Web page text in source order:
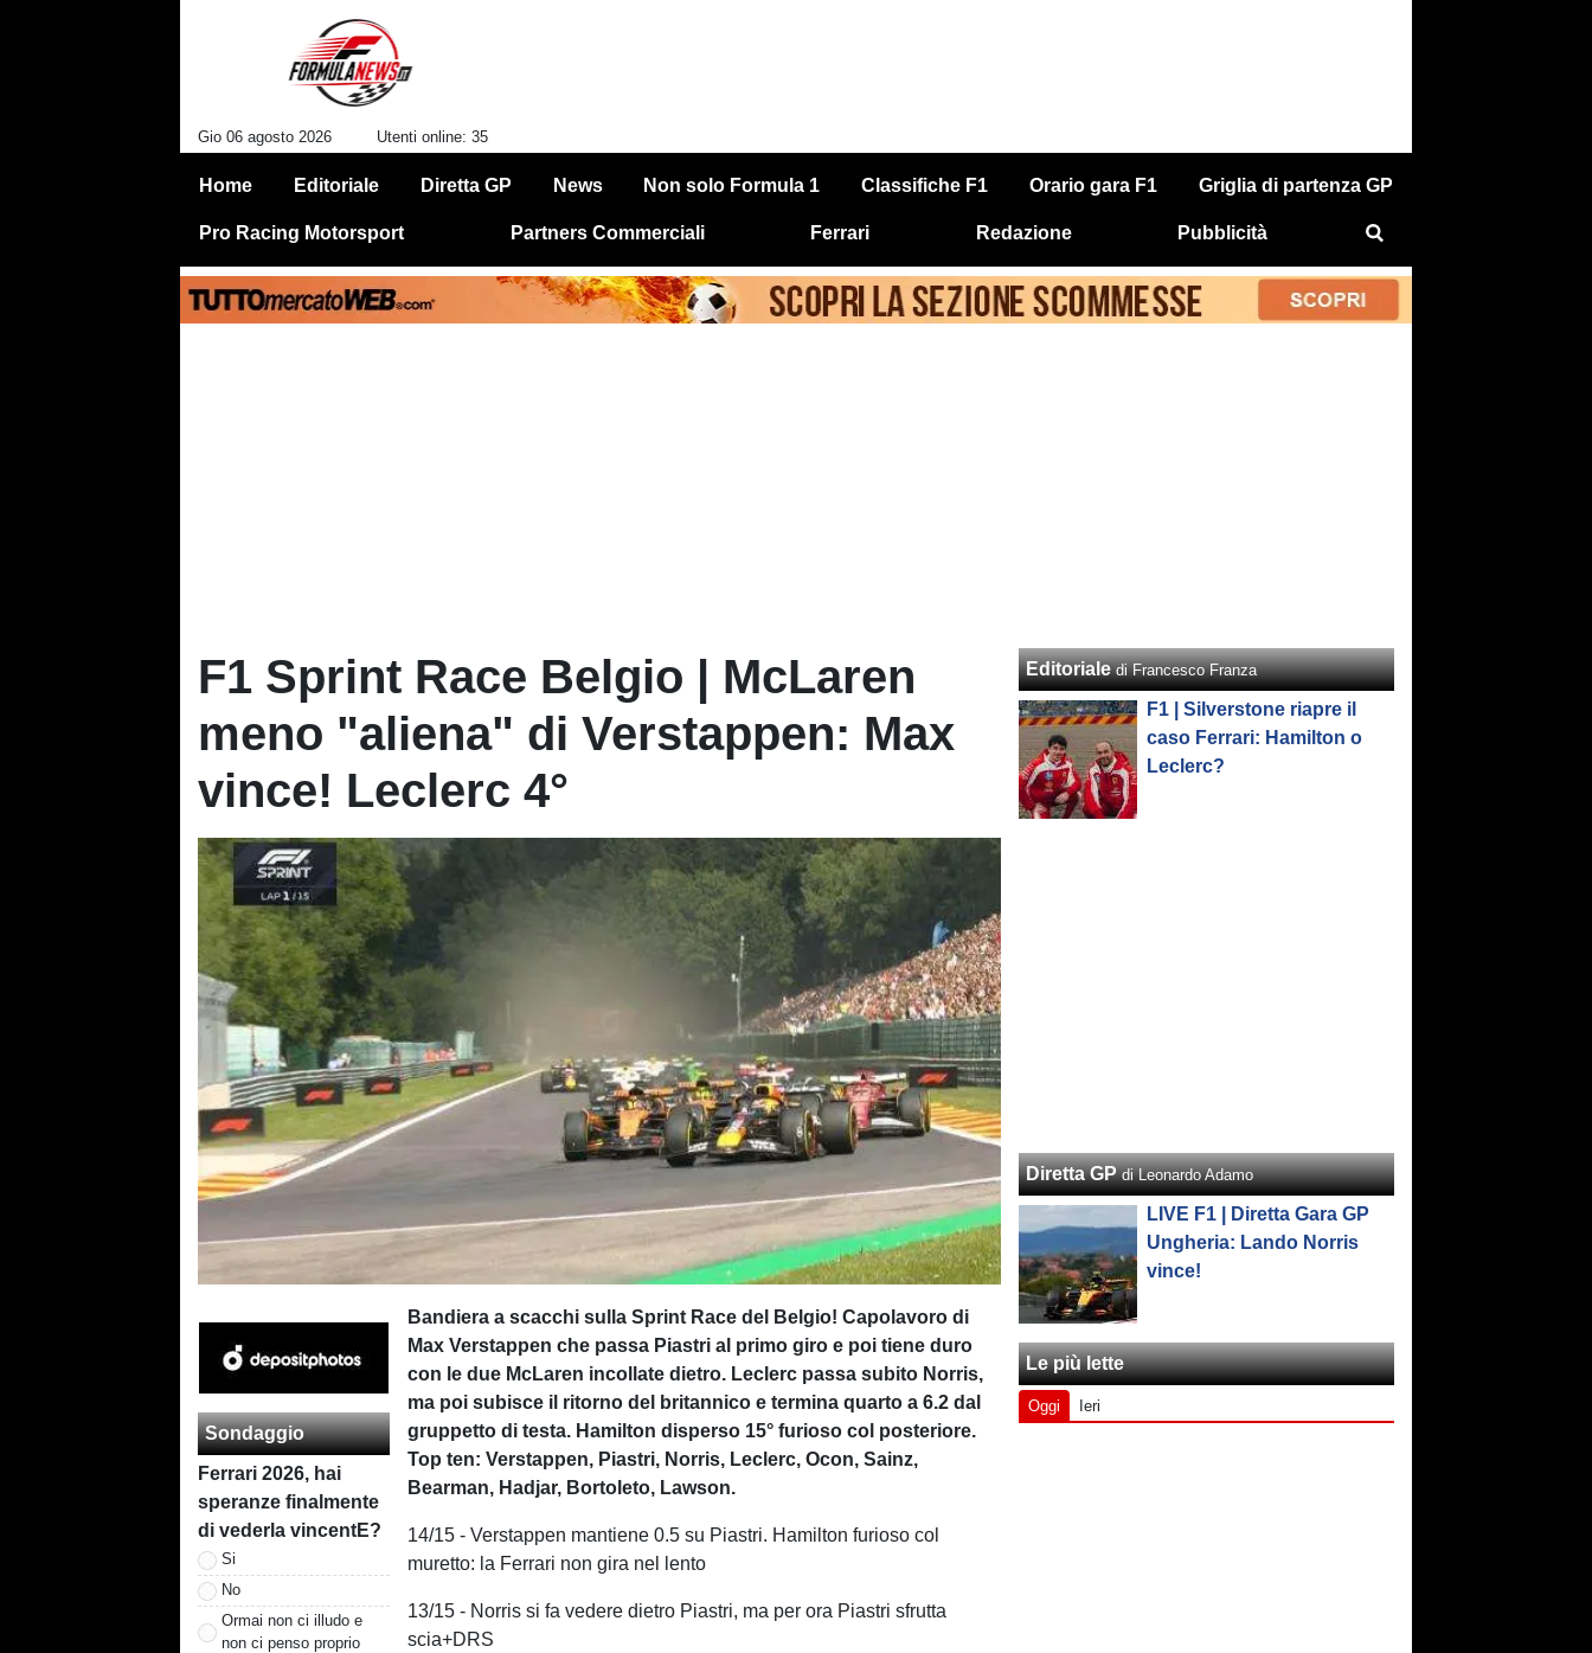
Gio 06 agosto 2026 Utenti online: 35
Home Editoriale Diretta GP News Non solo Formula 1 Classifiche F1 Orario gara F1 Griglia di partenza GP
Pro Racing Motorsport Partners Commerciali Ferrari Redazione Pubblicità
F1 Sprint Race Belgio | McLaren
meno "aliena" di Verstappen: Max
vince! Leclerc 4°
Sondaggio
Ferrari 2026, hai
speranze finalmente
di vederla vincentE?
Si
No
Ormai non ci illudo e
non ci penso proprio
Bandiera a scacchi sulla Sprint Race del Belgio! Capolavoro di
Max Verstappen che passa Piastri al primo giro e poi tiene duro
con le due McLaren incollate dietro. Leclerc passa subito Norris,
ma poi subisce il ritorno del britannico e termina quarto a 6.2 dal
gruppetto di testa. Hamilton disperso 15° furioso col posteriore.
Top ten: Verstappen, Piastri, Norris, Leclerc, Ocon, Sainz,
Bearman, Hadjar, Bortoleto, Lawson.
14/15 - Verstappen mantiene 0.5 su Piastri. Hamilton furioso col
muretto: la Ferrari non gira nel lento
13/15 - Norris si fa vedere dietro Piastri, ma per ora Piastri sfrutta
scia+DRS
Editoriale di Francesco Franza
F1 | Silverstone riapre il
caso Ferrari: Hamilton o
Leclerc?
Diretta GP di Leonardo Adamo
LIVE F1 | Diretta Gara GP
Ungheria: Lando Norris
vince!
Le più lette
Oggi Ieri